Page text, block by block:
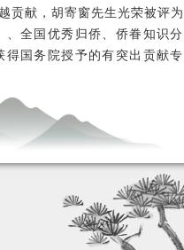
贡献，胡寄窗先生光荣被评为
全国优秀归侨、侨眷知识分
国务院授予的有突出贡献专